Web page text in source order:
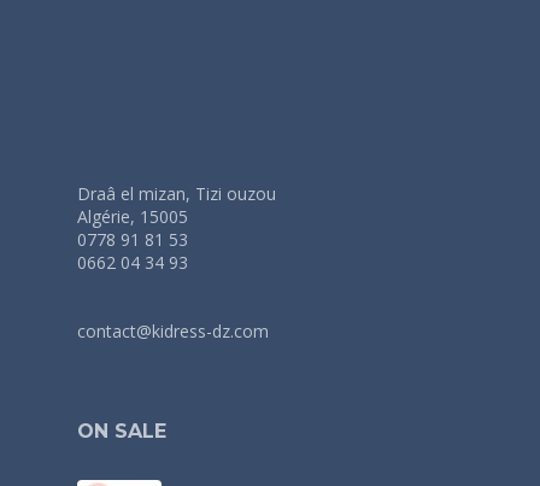
Draâ el mizan, Tizi ouzou
Algérie, 15005
0778 91 81 53
0662 04 34 93
contact@kidress-dz.com
ON SALE